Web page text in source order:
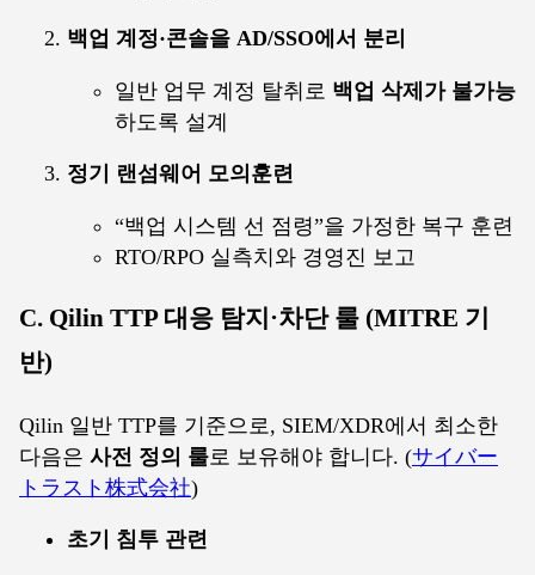
백업 계정·콘솔을 AD/SSO에서 분리
일반 업무 계정 탈취로 백업 삭제가 불가능
하도록 설계
정기 랜섬웨어 모의훈련
“백업 시스템 선 점령”을 가정한 복구 훈련
RTO/RPO 실측치와 경영진 보고
C. Qilin TTP 대응 탐지·차단 룰 (MITRE 기
반)
Qilin 일반 TTP를 기준으로, SIEM/XDR에서 최소한
다음은 사전 정의 룰로 보유해야 합니다. (サイバー
トラスト株式会社)
초기 침투 관련